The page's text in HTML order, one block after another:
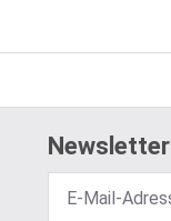
Newsletter